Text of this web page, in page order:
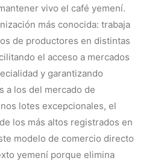
vivo el café yemení.
más conocida: trabaja
de productores en distintas
el acceso a mercados
y garantizando
a los del mercado de
lotes excepcionales, el
los más altos registrados en
modelo de comercio directo
yemení porque elimina